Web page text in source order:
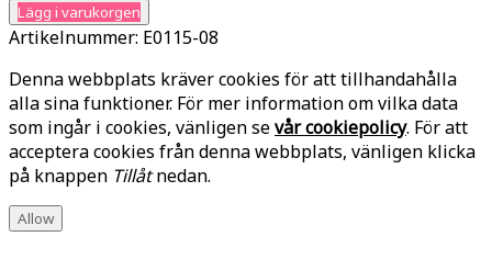
Lägg i varukorgen
Artikelnummer: E0115-08
Denna webbplats kräver cookies för att tillhandahålla
alla sina funktioner. För mer information om vilka data
som ingår i cookies, vänligen sevår cookiepolicy. För att
acceptera cookies från denna webbplats, vänligen klicka
på knappen Tillåtnedan.
Allow